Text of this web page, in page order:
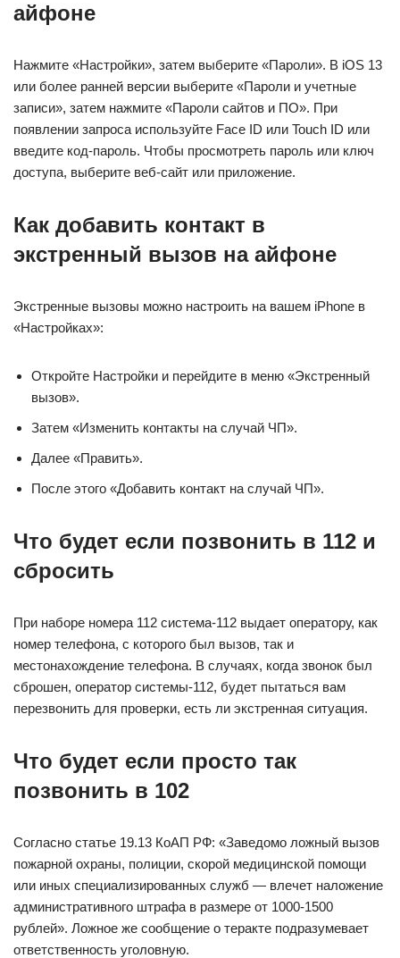
айфоне
Нажмите «Настройки», затем выберите «Пароли». В iOS 13
или более ранней версии выберите «Пароли и учетные
записи», затем нажмите «Пароли сайтов и ПО». При
появлении запроса используйте Face ID или Touch ID или
введите код-пароль. Чтобы просмотреть пароль или ключ
доступа, выберите веб-сайт или приложение.
Как добавить контакт в
экстренный вызов на айфоне
Экстренные вызовы можно настроить на вашем iPhone в
«Настройках»:
Откройте Настройки и перейдите в меню «Экстренный
вызов».
Затем «Изменить контакты на случай ЧП».
Далее «Править».
После этого «Добавить контакт на случай ЧП».
Что будет если позвонить в 112 и
сбросить
При наборе номера 112 система-112 выдает оператору, как
номер телефона, с которого был вызов, так и
местонахождение телефона. В случаях, когда звонок был
сброшен, оператор системы-112, будет пытаться вам
перезвонить для проверки, есть ли экстренная ситуация.
Что будет если просто так
позвонить в 102
Согласно статье 19.13 КоАП РФ: «Заведомо ложный вызов
пожарной охраны, полиции, скорой медицинской помощи
или иных специализированных служб — влечет наложение
административного штрафа в размере от 1000-1500
рублей». Ложное же сообщение о теракте подразумевает
ответственность уголовную.